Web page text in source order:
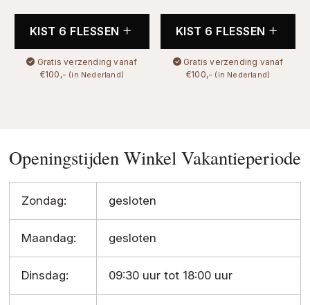
KIST 6 FLESSEN
Gratis verzending vanaf
€100,- (in Nederland)
KIST 6 FLESSEN
Gratis verzending vanaf
€100,- (in Nederland)
Openingstijden Winkel Vakantieperiode
Zondag: gesloten
Maandag: gesloten
Dinsdag: 09:30 uur tot 18:00 uur